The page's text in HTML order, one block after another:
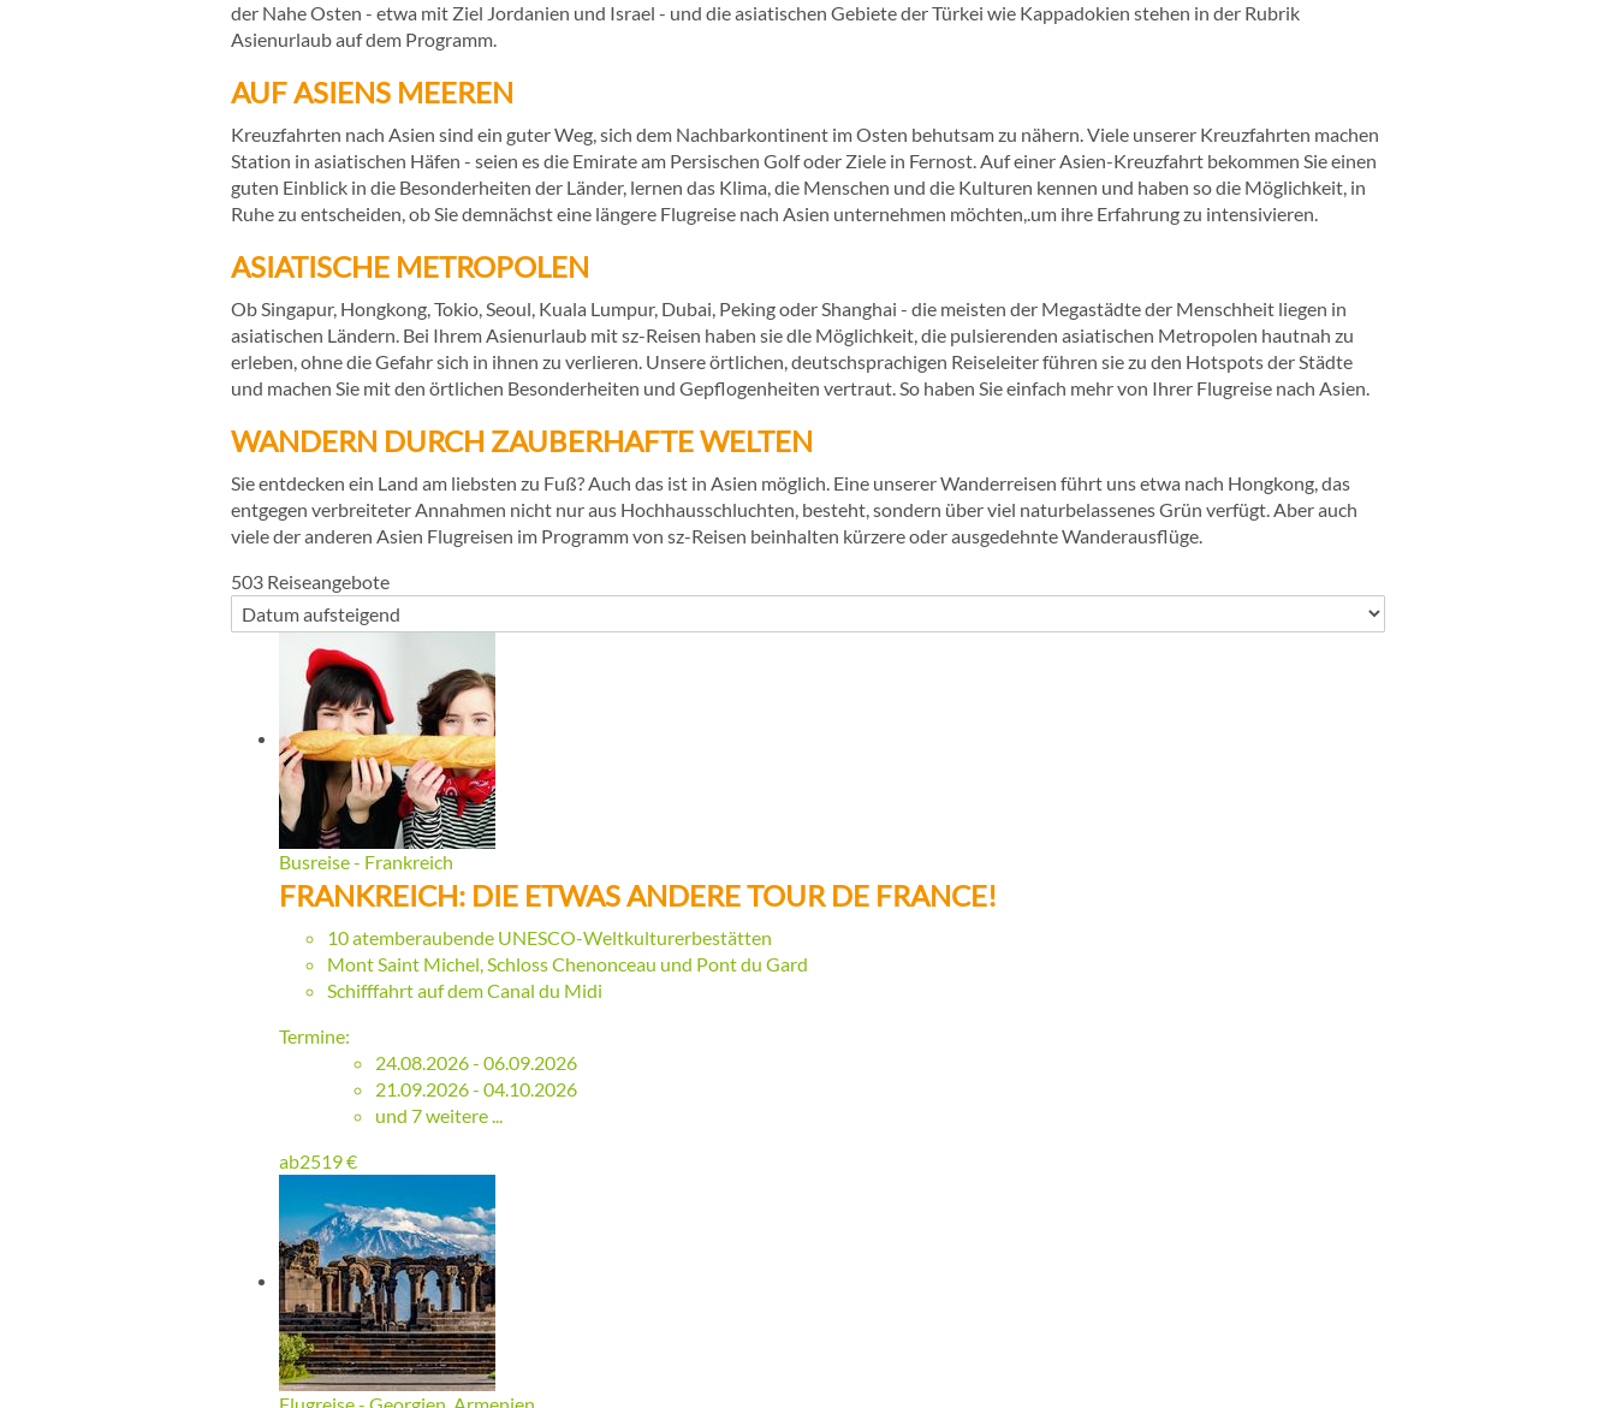
der Nahe Osten - etwa mit Ziel Jordanien und Israel - und die asiatischen Gebiete der Türkei wie Kappadokien stehen in der Rubrik
Asienurlaub auf dem Programm.
AUF ASIENS MEEREN
Kreuzfahrten nach Asien sind ein guter Weg, sich dem Nachbarkontinent im Osten behutsam zu nähern. Viele unserer Kreuzfahrten machen
Station in asiatischen Häfen - seien es die Emirate am Persischen Golf oder Ziele in Fernost. Auf einer Asien-Kreuzfahrt bekommen Sie einen
guten Einblick in die Besonderheiten der Länder, lernen das Klima, die Menschen und die Kulturen kennen und haben so die Möglichkeit, in
Ruhe zu entscheiden, ob Sie demnächst eine längere Flugreise nach Asien unternehmen möchten,.um ihre Erfahrung zu intensivieren.
ASIATISCHE METROPOLEN
Ob Singapur, Hongkong, Tokio, Seoul, Kuala Lumpur, Dubai, Peking oder Shanghai - die meisten der Megastädte der Menschheit liegen in
asiatischen Ländern. Bei Ihrem Asienurlaub mit sz-Reisen haben sie dle Möglichkeit, die pulsierenden asiatischen Metropolen hautnah zu
erleben, ohne die Gefahr sich in ihnen zu verlieren. Unsere örtlichen, deutschsprachigen Reiseleiter führen sie zu den Hotspots der Städte
und machen Sie mit den örtlichen Besonderheiten und Gepflogenheiten vertraut. So haben Sie einfach mehr von Ihrer Flugreise nach Asien.
WANDERN DURCH ZAUBERHAFTE WELTEN
Sie entdecken ein Land am liebsten zu Fuß? Auch das ist in Asien möglich. Eine unserer Wanderreisen führt uns etwa nach Hongkong, das
entgegen verbreiteter Annahmen nicht nur aus Hochhausschluchten, besteht, sondern über viel naturbelassenes Grün verfügt. Aber auch
viele der anderen Asien Flugreisen im Programm von sz-Reisen beinhalten kürzere oder ausgedehnte Wanderausflüge.
503 Reiseangebote
Busreise - Frankreich
FRANKREICH: DIE ETWAS ANDERE TOUR DE FRANCE!
10 atemberaubende UNESCO-Weltkulturerbestätten
Mont Saint Michel, Schloss Chenonceau und Pont du Gard
Schifffahrt auf dem Canal du Midi
Termine:
24.08.2026 - 06.09.2026
21.09.2026 - 04.10.2026
und 7 weitere ...
ab2519€